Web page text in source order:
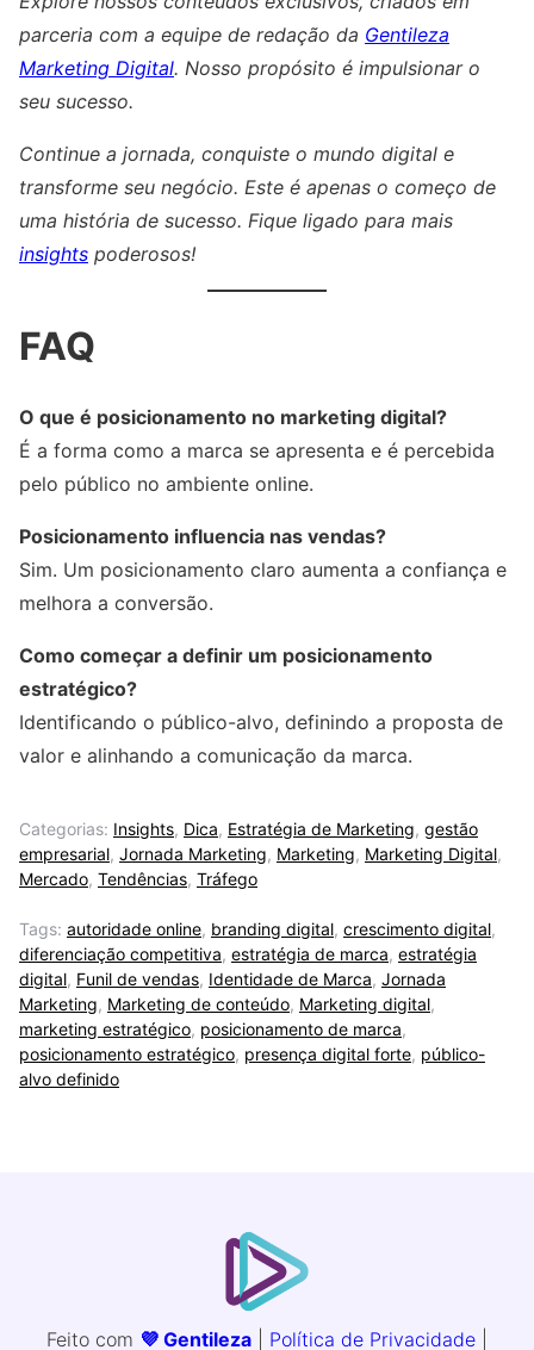
parceria com a equipe de redação da Gentileza
Marketing Digital. Nosso propósito é impulsionar o
seu sucesso.
Continue a jornada, conquiste o mundo digital e
transforme seu negócio. Este é apenas o começo de
uma história de sucesso. Fique ligado para mais
insights poderosos!
FAQ
O que é posicionamento no marketing digital?
É a forma como a marca se apresenta e é percebida
pelo público no ambiente online.
Posicionamento influencia nas vendas?
Sim. Um posicionamento claro aumenta a confiança e
melhora a conversão.
Como começar a definir um posicionamento
estratégico?
Identificando o público-alvo, definindo a proposta de
valor e alinhando a comunicação da marca.
Categorias: Insights, Dica, Estratégia de Marketing, gestão
empresarial, Jornada Marketing, Marketing, Marketing Digital,
Mercado, Tendências, Tráfego
Tags: autoridade online, branding digital, crescimento digital,
diferenciação competitiva, estratégia de marca, estratégia
digital, Funil de vendas, Identidade de Marca, Jornada
Marketing, Marketing de conteúdo, Marketing digital,
marketing estratégico, posicionamento de marca,
posicionamento estratégico, presença digital forte, público-
alvo definido
Feito com 💜 Gentileza Política de Privacidade